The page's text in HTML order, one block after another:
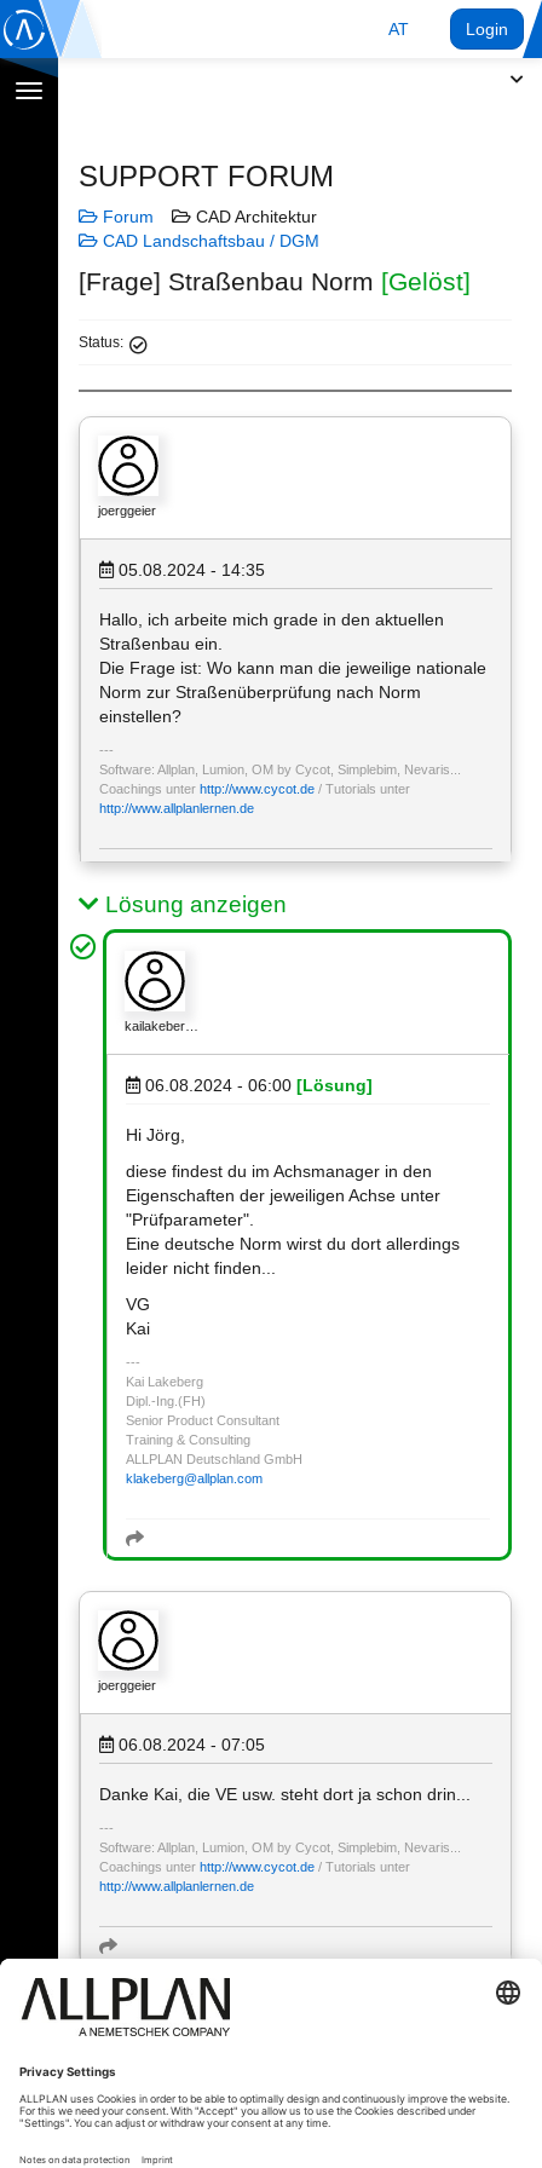
AT Login
Navigation
SUPPORT FORUM
Forum
CAD Architektur
CAD Landschaftsbau / DGM
[Frage] Straßenbau Norm [Gelöst]
Status:
joerggeier
05.08.2024 - 14:35
Hallo, ich arbeite mich grade in den aktuellen
Straßenbau ein.
Die Frage ist: Wo kann man die jeweilige nationale
Norm zur Straßenüberprüfung nach Norm
einstellen?
Software: Allplan, Lumion, OM by Cycot, Simplebim, Nevaris...
Coachings unter http://www.cycot.de / Tutorials unter
http://www.allplanlernen.de
Lösung anzeigen
kailakeber…
06.08.2024 - 06:00 [Lösung]
Hi Jörg,
diese findest du im Achsmanager in den
Eigenschaften der jeweiligen Achse unter
"Prüfparameter".
Eine deutsche Norm wirst du dort allerdings
leider nicht finden...
VG
Kai
Kai Lakeberg
Dipl.-Ing.(FH)
Senior Product Consultant
Training & Consulting
ALLPLAN Deutschland GmbH
klakeberg@allplan.com
joerggeier
06.08.2024 - 07:05
Danke Kai, die VE usw. steht dort ja schon drin...
Software: Allplan, Lumion, OM by Cycot, Simplebim, Nevaris...
Coachings unter http://www.cycot.de / Tutorials unter
http://www.allplanlernen.de
« Zurück